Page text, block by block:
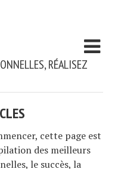
RÉALISEZ
cette page est
des meilleurs
le succès, la